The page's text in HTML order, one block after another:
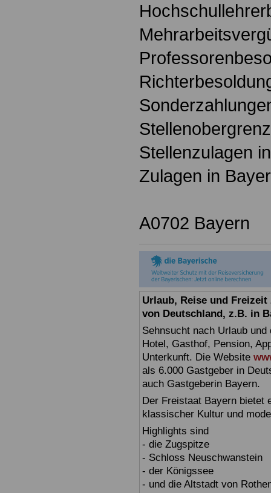
Stellenzulagen
Zulagen in
A0702 Bayern
Urlaub, Reise und
von Deutschland, z.B. in
Sehnsucht nach Urlaub
Hotel, Gasthof, Pension,
Unterkunft. Die Website
als 6.000 Gastgeber in
auch Gastgeberin Bayern.
Der Freistaat Bayern bietet
klassischer Kultur und
Highlights sind
- die Zugspitze
- Schloss Neuschwanstein
- der Königssee
- und die Altstadt von